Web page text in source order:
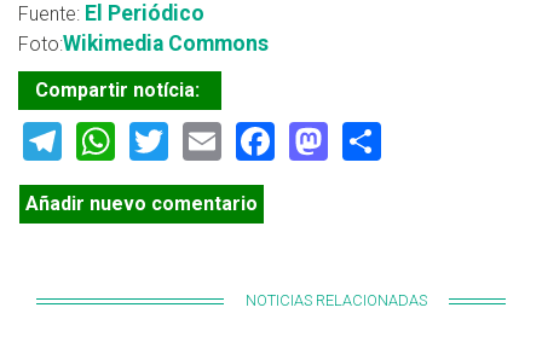
Fuente: El Periódico
Foto:Wikimedia Commons
Compartir notícia:
Telegram
WhatsApp
TwitterEmailFacebook
Mastodon
Añadir nuevo comentario
NOTICIAS RELACIONADAS